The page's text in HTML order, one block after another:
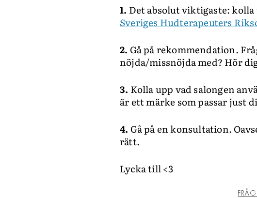
1. Det absolut viktigaste:
Sveriges Hudterapeuters
2. Gå på rekommendation.
nöjda/missnöjda med? Hör
3. Kolla upp vad salongen
är ett märke som passar just
4. Gå på en konsultation.
rätt.
Lycka till <3